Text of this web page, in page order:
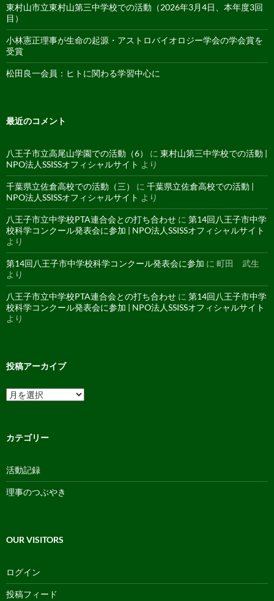
東村山市立東村山第三中学校での活動（2026年3月4日、本年度3回
目）
小林憲正理事が生命の起源・アストロバイオロジー学会の学会賞を
受賞
松田良一会員：ヒトに関わる学習中心に
最近のコメント
八王子市立高尾山学園での活動（6） に 東村山第三中学校での活動 |
NPO法人SSISSオフィシャルサイト より
千葉県立佐倉高校での活動（三） に 千葉県立佐倉高校での活動 |
NPO法人SSISSオフィシャルサイト より
八王子市立中学校PTA連合会との打ち合わせ に 第14回八王子市中学
校科学コンクール発表会に参加 | NPO法人SSISSオフィシャルサイト
より
第14回八王子市中学校科学コンクール発表会に参加 に 町田 武生
より
八王子市立中学校PTA連合会との打ち合わせ に 第14回八王子市中学
校科学コンクール発表会に参加 | NPO法人SSISSオフィシャルサイト
より
投稿アーカイブ
投
稿
カ
カテゴリー
活動記録
理事のつぶやき
OUR VISITORS
ログイン
投稿フィード